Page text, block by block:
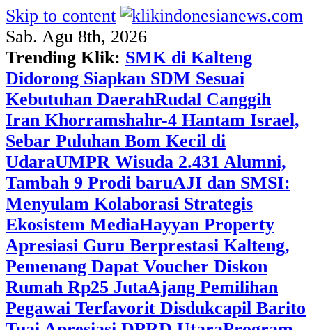
Skip to content
Sab. Agu 8th, 2026
Trending Klik: SMK di Kalteng
Didorong Siapkan SDM Sesuai
Kebutuhan DaerahRudal Canggih
Iran Khorramshahr-4 Hantam Israel,
Sebar Puluhan Bom Kecil di
UdaraUMPR Wisuda 2.431 Alumni,
Tambah 9 Prodi baruAJI dan SMSI:
Menyulam Kolaborasi Strategis
Ekosistem MediaHayyan Property
Apresiasi Guru Berprestasi Kalteng,
Pemenang Dapat Voucher Diskon
Rumah Rp25 JutaAjang Pemilihan
Pegawai Terfavorit Disdukcapil Barito